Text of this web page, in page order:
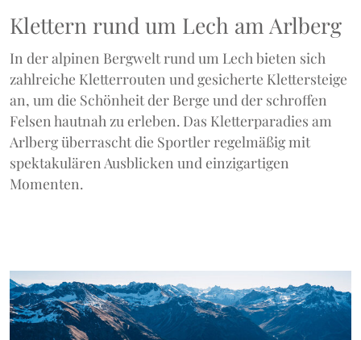
Klettern rund um Lech am Arlberg
In der alpinen Bergwelt rund um Lech bieten sich
zahlreiche Kletterrouten und gesicherte Klettersteige
an, um die Schönheit der Berge und der schroffen
Felsen hautnah zu erleben. Das Kletterparadies am
Arlberg überrascht die Sportler regelmäßig mit
spektakulären Ausblicken und einzigartigen
Momenten.